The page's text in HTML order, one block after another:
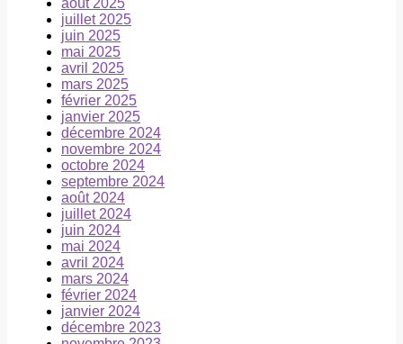
juillet 2025
juin 2025
mai 2025
avril 2025
mars 2025
février 2025
janvier 2025
décembre 2024
novembre 2024
octobre 2024
septembre 2024
août 2024
juillet 2024
juin 2024
mai 2024
avril 2024
mars 2024
février 2024
janvier 2024
décembre 2023